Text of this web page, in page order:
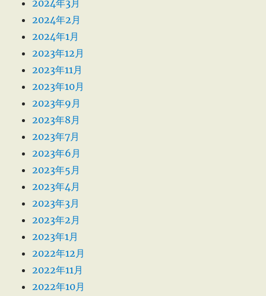
2024年3月
2024年2月
2024年1月
2023年12月
2023年11月
2023年10月
2023年9月
2023年8月
2023年7月
2023年6月
2023年5月
2023年4月
2023年3月
2023年2月
2023年1月
2022年12月
2022年11月
2022年10月